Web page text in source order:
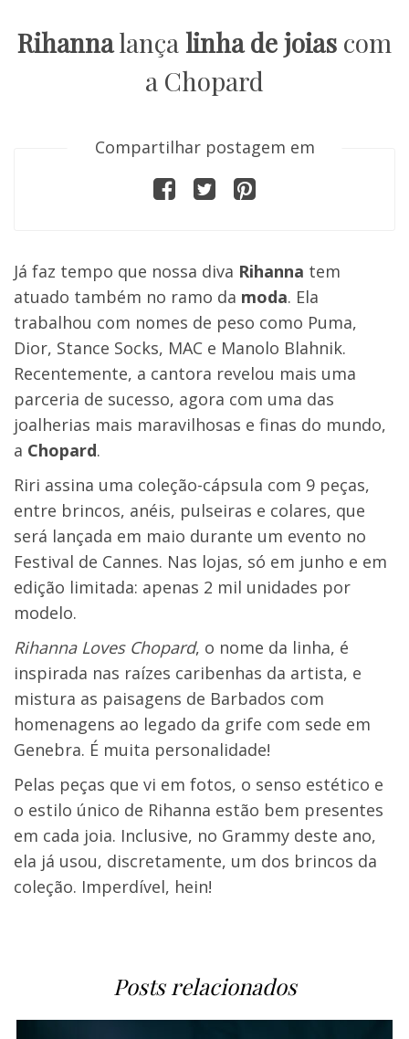
Rihannalançalinha de joias com
a Chopard
Compartilhar postagem em
Já faz tempo que nossa diva Rihanna tem
atuado também no ramo da moda. Ela
trabalhou com nomes de peso como Puma,
Dior, Stance Socks, MAC e Manolo Blahnik.
Recentemente, a cantora revelou mais uma
parceria de sucesso, agora com uma das
joalherias mais maravilhosas e finas do mundo,
a Chopard.
Riri assina uma coleção-cápsula com 9 peças,
entre brincos, anéis, pulseiras e colares, que
será lançada em maio durante um evento no
Festival de Cannes. Nas lojas, só em junho e em
edição limitada: apenas 2 mil unidades por
modelo.
Rihanna Loves Chopard, o nome da linha, é
inspirada nas raízes caribenhas da artista, e
mistura as paisagens de Barbados com
homenagens ao legado da grife com sede em
Genebra. É muita personalidade!
Pelas peças que vi em fotos, o senso estético e
o estilo único de Rihanna estão bem presentes
em cada joia. Inclusive, no Grammy deste ano,
ela já usou, discretamente, um dos brincos da
coleção. Imperdível, hein!
Posts relacionados